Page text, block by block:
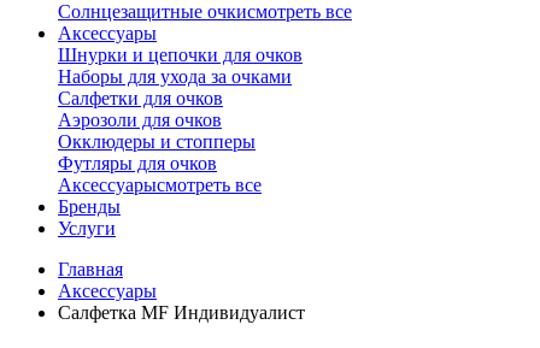
Солнцезащитные очкисмотреть все
Аксессуары
Шнурки и цепочки для очков
Наборы для ухода за очками
Салфетки для очков
Аэрозоли для очков
Окклюдеры и стопперы
Футляры для очков
Аксессуарысмотреть все
Бренды
Услуги
Главная
Аксессуары
Салфетка MF Индивидуалист